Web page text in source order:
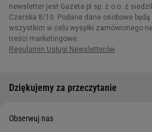
Dziękujemy za przeczytanie
Obserwuj nas